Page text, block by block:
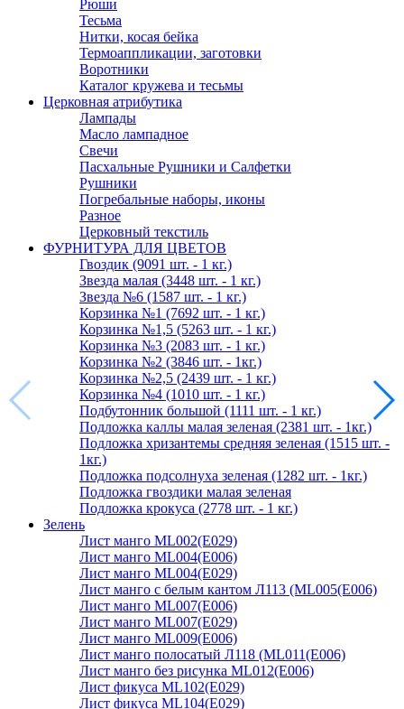
Рюши
Тесьма
Нитки, косая бейка
Термоаппликации, заготовки
Воротники
Каталог кружева и тесьмы
Церковная атрибутика
Лампады
Масло лампадное
Свечи
Пасхальные Рушники и Салфетки
Рушники
Погребальные наборы, иконы
Разное
Церковный текстиль
ФУРНИТУРА ДЛЯ ЦВЕТОВ
Гвоздик (9091 шт. - 1 кг.)
Звезда малая (3448 шт. - 1 кг.)
Звезда №6 (1587 шт. - 1 кг.)
Корзинка №1 (7692 шт. - 1 кг.)
Корзинка №1,5 (5263 шт. - 1 кг.)
Корзинка №3 (2083 шт. - 1 кг.)
Корзинка №2 (3846 шт. - 1кг.)
Корзинка №2,5 (2439 шт. - 1 кг.)
Корзинка №4 (1010 шт. - 1 кг.)
Подбутонник большой (1111 шт. - 1 кг.)
Подложка каллы малая зеленая (2381 шт. - 1кг.)
Подложка хризантемы средняя зеленая (1515 шт. -
1кг.)
Подложка подсолнуха зеленая (1282 шт. - 1кг.)
Подложка гвоздики малая зеленая
Подложка крокуса (2778 шт. - 1 кг.)
Зелень
Лист манго ML002(E029)
Лист манго ML004(E006)
Лист манго ML004(E029)
Лист манго с белым кантом Л113 (ML005(E006)
Лист манго ML007(E006)
Лист манго ML007(E029)
Лист манго ML009(E006)
Лист манго полосатый Л118 (ML011(E006)
Лист манго без рисунка ML012(E006)
Лист фикуса ML102(E029)
Лист фикуса ML104(E029)